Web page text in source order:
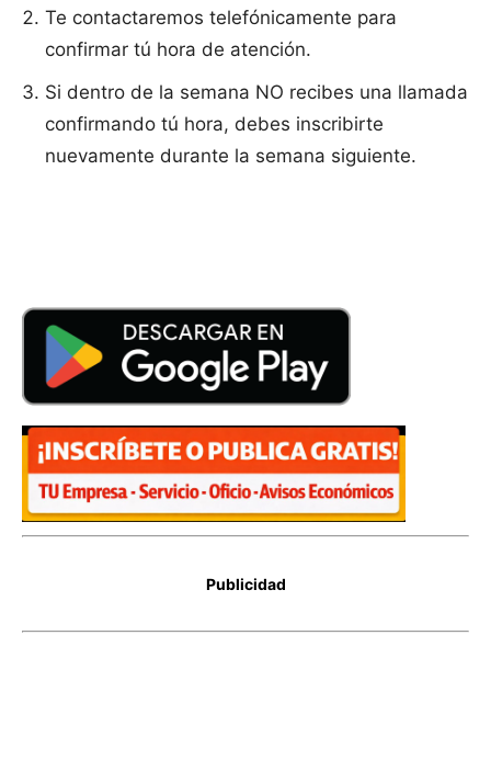
Te contactaremos telefónicamente para
confirmar tú hora de atención.
Si dentro de la semana NO recibes una llamada
confirmando tú hora, debes inscribirte
nuevamente durante la semana siguiente.
Publicidad